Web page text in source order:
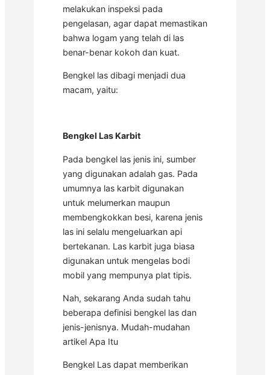
melakukan inspeksi pada
pengelasan, agar dapat memastikan
bahwa logam yang telah di las
benar-benar kokoh dan kuat.
Bengkel las dibagi menjadi dua
macam, yaitu:
Bengkel Las Karbit
Pada bengkel las jenis ini, sumber
yang digunakan adalah gas. Pada
umumnya las karbit digunakan
untuk melumerkan maupun
membengkokkan besi, karena jenis
las ini selalu mengeluarkan api
bertekanan. Las karbit juga biasa
digunakan untuk mengelas bodi
mobil yang mempunya plat tipis.
Nah, sekarang Anda sudah tahu
beberapa definisi bengkel las dan
jenis-jenisnya. Mudah-mudahan
artikel Apa Itu
Bengkel Las dapat memberikan